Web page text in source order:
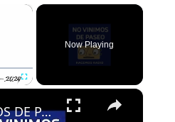
×
Now Playing
×
NO VINIMOS DE PASEO - PROGRAMA 109 - 01/08/2024